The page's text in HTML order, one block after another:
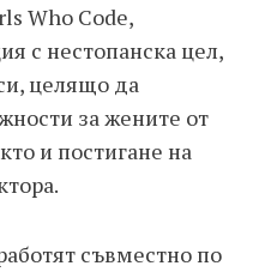
Who Code,
с нестопанска цел,
целящо да
за жените от
и постигане на
съвместно по